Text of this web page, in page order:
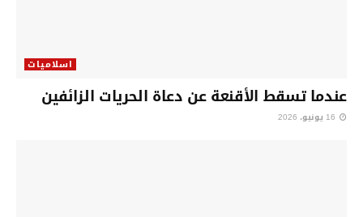
اسلاميات
عندما تسقط الأقنعة عن دعاة الحريات الزائفين